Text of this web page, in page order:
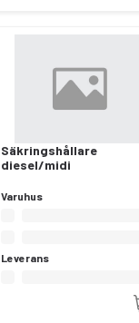
Säkringshållare
diesel/midi
Varuhus
Leverans